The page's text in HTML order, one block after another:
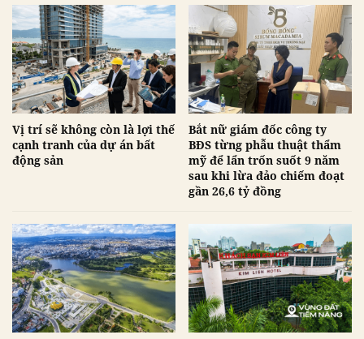
Vị trí sẽ không còn là lợi thế
cạnh tranh của dự án bất
động sản
Bắt nữ giám đốc công ty
BĐS từng phẫu thuật thẩm
mỹ để lẩn trốn suốt 9 năm
sau khi lừa đảo chiếm đoạt
gần 26,6 tỷ đồng